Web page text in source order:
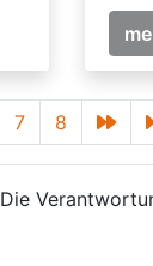
7 8
Die